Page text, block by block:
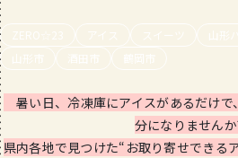
せセットも！
TRIP
【写真付き】山寺の
GOURMET
山形のおすすめパン
ZERO☆23 アイス スイーツ
山形
山形市
酒田市 鶴岡市
暑い日、冷凍庫にアイスがあるだけで
分になりませんか
県内各地で見つけた“お取り寄せできる